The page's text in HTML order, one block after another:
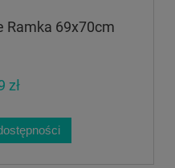
Ramka 69x70cm
zł